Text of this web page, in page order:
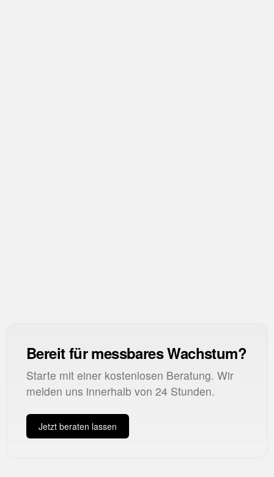
Bereit für messbares Wachstum?
Starte mit einer kostenlosen Beratung. Wir
melden uns innerhalb von 24 Stunden.
Jetzt beraten lassen